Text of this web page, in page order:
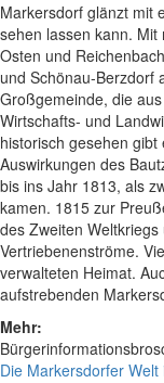
Markersdorf glänzt mit
sehen lassen kann.
Osten und
und Schönau-Berzdorf
Großgemeinde, die
Wirtschafts- und
historisch gesehen
Auswirkungen des
bis ins Jahr 1813, als
kamen. 1815 zur
des Zweiten
Vertriebenenströme.
verwalteten Heimat.
aufstrebenden
Mehr:
Die Markersdorfer Welt